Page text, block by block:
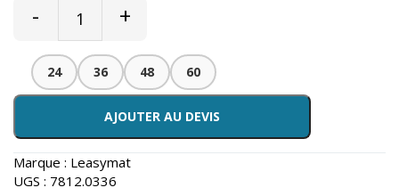
- +
24 36 48 60
AJOUTER AU DEVIS
Marque : Leasymat
UGS : 7812.0336